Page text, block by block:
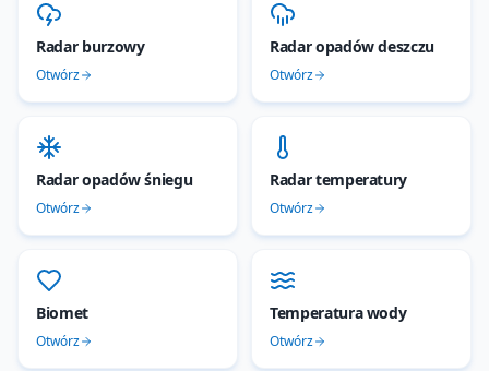
Radar burzowy
Otwórz
Radar opadów deszczu
Otwórz
Radar opadów śniegu
Otwórz
Radar temperatury
Otwórz
Biomet
Otwórz
Temperatura wody
Otwórz